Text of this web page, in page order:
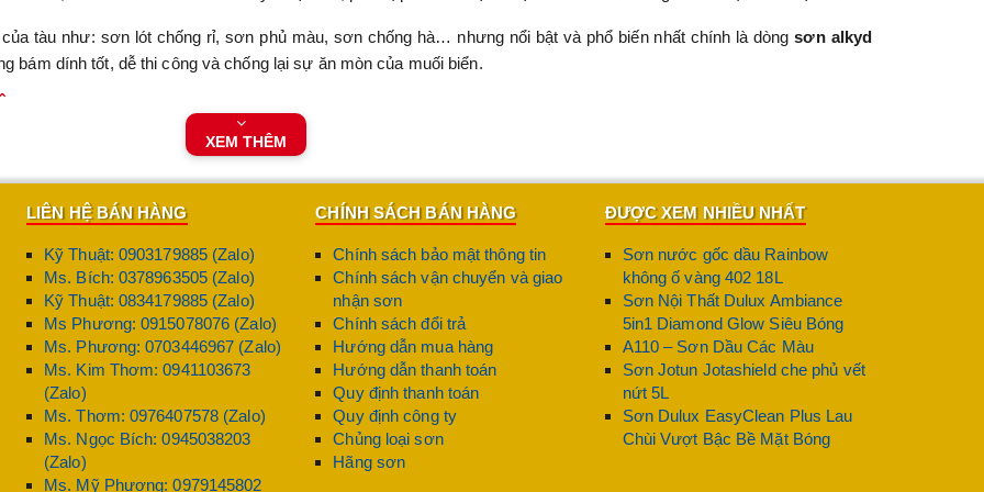
tàu như: sơn lót chống rỉ, sơn phủ màu, sơn chống hà… nhưng nổi bật và phổ biến nhất chính là dòngsơn alkyd
bám dính tốt, dễ thi công và chống lại sự ăn mòn của muối biển.
chắn bảo vệ tàu khỏi sự ăn mòn, hư hại. Dưới đây là những điểm mạnh khiến khách hàng tin chọn
sản phẩm tạo nên lớp phủ bền chắc giúp ngăn ngừa sự tấn công của muối biển và hóa chất.
kể cả những bề mặt đã qua xử lý mạ kẽm hoặc sơn lót.
với nắng, mưa hay sóng gió, sơn vẫn giữ được độ bóng và màu sắc ổn định.
súng phun mà không ảnh hưởng đến chất lượng lớp phủ.
Âu còn giúp tối ưu chi phí nhờ khả năng che phủ tốt và khô nhanh, rút ngắn thời gian thi công.
Biển
sà lan, phà và các công trình ven biển. Từ phần đáy tàu, hông tàu đến các kết cấu kim loại trên boong,
bề mặt trong thời gian dài.
XEM THÊM
LIÊN HỆ BÁN HÀNG
Kỹ Thuật: 0903179885 (Zalo)
Ms. Bích: 0378963505 (Zalo)
Kỹ Thuật: 0834179885 (Zalo)
Ms Phương: 0915078076 (Zalo)
Ms. Phương: 0703446967 (Zalo)
Ms. Kim Thơm: 0941103673
(Zalo)
Ms. Thơm: 0976407578 (Zalo)
Ms. Ngọc Bích: 0945038203
(Zalo)
Ms. Mỹ Phương: 0979145802
CHÍNH SÁCH BÁN HÀNG
Chính sách bảo mật thông tin
Chính sách vận chuyển và giao
nhận sơn
Chính sách đổi trả
Hướng dẫn mua hàng
Hướng dẫn thanh toán
Quy định thanh toán
Quy định công ty
Chủng loại sơn
Hãng sơn
ĐƯỢC XEM NHIỀU NHẤT
Sơn nước gốc dầu Rainbow
không ố vàng 402 18L
Sơn Nội Thất Dulux Ambiance
5in1 Diamond Glow Siêu Bóng
A110 – Sơn Dầu Các Màu
Sơn Jotun Jotashield che phủ vết
nứt 5L
Sơn Dulux EasyClean Plus Lau
Chùi Vượt Bậc Bề Mặt Bóng